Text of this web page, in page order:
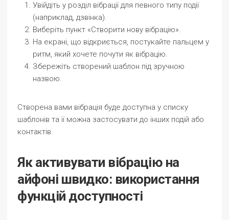
Увійдіть у розділ вібрації для певного типу події
(наприклад, дзвінка).
Виберіть пункт «Створити нову вібрацію».
На екрані, що відкриється, постукайте пальцем у
ритм, який хочете почути як вібрацію.
Збережіть створений шаблон під зручною
назвою.
Створена вами вібрація буде доступна у списку
шаблонів та її можна застосувати до інших подій або
контактів.
Як активувати вібрацію на
айфоні швидко: використання
функцій доступності